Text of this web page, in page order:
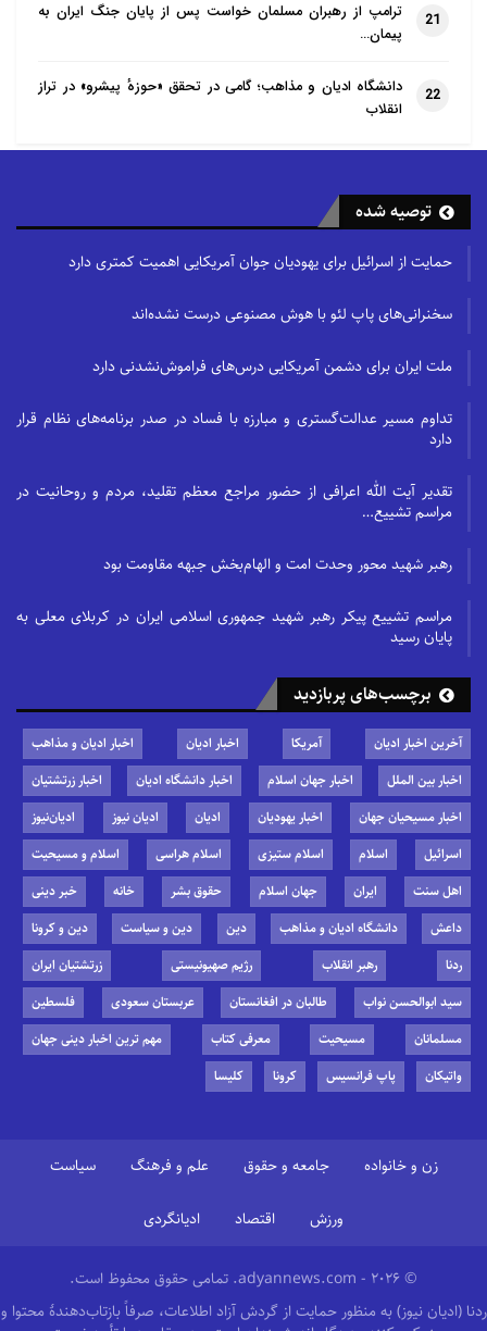
21
ترامپ از رهبران مسلمان خواست پس از پایان جنگ ایران به
پیمان…
22
دانشگاه ادیان و مذاهب؛ گامی در تحقق «حوزهٔ پیشرو» در تراز
انقلاب
توصیه شده
حمایت از اسرائیل برای یهودیان جوان آمریکایی اهمیت کمتری دارد
سخنرانی‌های پاپ لئو با هوش مصنوعی درست نشده‌اند
ملت ایران برای دشمن آمریکایی درس‌های فراموش‌نشدنی دارد
تداوم مسیر عدالت‌گستری و مبارزه با فساد در صدر برنامه‌های نظام قرار
دارد
تقدیر آیت الله اعرافی از حضور مراجع معظم تقلید، مردم و روحانیت در
مراسم تشییع…
رهبر شهید محور وحدت امت و الهام‌بخش جبهه مقاومت بود
مراسم تشییع پیکر رهبر شهید جمهوری اسلامی ایران در کربلای معلی به
پایان رسید
برچسب‌های پربازدید
آخرین اخبار ادیان آمریکا اخبار ادیان
اخبار ادیان و مذاهب
اخبار بین الملل
اخبار جهان اسلام اخبار دانشگاه ادیان
اخبار زرتشتیان
اخبار مسیحیان جهان
اخبار یهودیان ادیان ادیان نیوز
ادیان‌نیوز
اسرائیل
اسلام اسلام ستیزی اسلام هراسی
اسلام و مسیحیت
اهل سنت
ایران جهان اسلام حقوق بشر خانه
خبر دینی
داعش
دانشگاه ادیان و مذاهب دین دین و سیاست
دین و کرونا
ردنا
رهبر انقلاب رژیم صهیونیستی
زرتشتیان ایران
سید ابوالحسن نواب
طالبان در افغانستان عربستان سعودی
فلسطین
مسلمانان
مسیحیت معرفی کتاب
مهم ترین اخبار دینی جهان
واتیکان
پاپ فرانسیس کرونا کلیسا
زن و خانواده جامعه و حقوق علم و فرهنگ سیاست
ورزش اقتصاد ادیانگردی
© 2026 - adyannews.com. تمامی حقوق محفوظ است.
ردنا (ادیان نیوز) به منظور حمایت از گردش آزاد اطلاعات، صرفاً بازتاب‌دهندهٔ محتوا و